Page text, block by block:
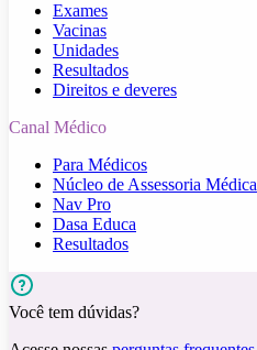
Exames
Vacinas
Unidades
Resultados
Direitos e deveres
Canal Médico
Para Médicos
Núcleo de Assessoria Médica
Nav Pro
Dasa Educa
Resultados
Você tem dúvidas?